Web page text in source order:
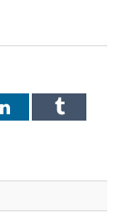
LinkedInTumblr